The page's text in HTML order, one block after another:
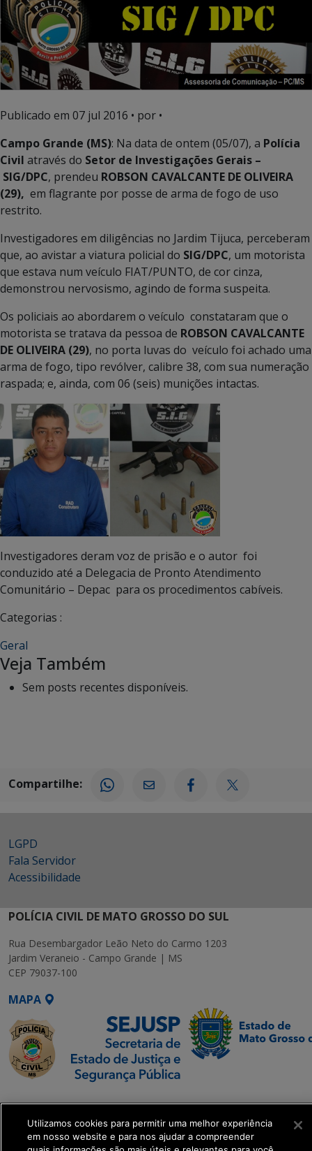
Publicado em 07 jul 2016 • por •
Campo Grande (MS): Na data de ontem (05/07), a Polícia
Civil através do Setor de Investigações Gerais –
SIG/DPC, prendeu ROBSON CAVALCANTE DE OLIVEIRA
(29), em flagrante por posse de arma de fogo de uso
restrito.
Investigadores em diligências no Jardim Tijuca, perceberam
que, ao avistar a viatura policial do SIG/DPC, um motorista
que estava num veículo FIAT/PUNTO, de cor cinza,
demonstrou nervosismo, agindo de forma suspeita.
Os policiais ao abordarem o veículo constataram que o
motorista se tratava da pessoa de ROBSON CAVALCANTE
DE OLIVEIRA (29), no porta luvas do veículo foi achado uma
arma de fogo, tipo revólver, calibre 38, com sua numeração
raspada; e, ainda, com 06 (seis) munições intactas.
Investigadores deram voz de prisão e o autor foi
conduzido até a Delegacia de Pronto Atendimento
Comunitário – Depac para os procedimentos cabíveis.
Categorias :
Geral
Veja Também
Sem posts recentes disponíveis.
Compartilhe:
LGPD
Fala Servidor
Acessibilidade
POLÍCIA CIVIL DE MATO GROSSO DO SUL
Rua Desembargador Leão Neto do Carmo 1203
Jardim Veraneio - Campo Grande | MS
CEP 79037-100
MAPA
SETDIG | Secretaria-
Executiva de
Transformação Digital
Utilizamos cookies para permitir uma melhor experiência
em nosso website e para nos ajudar a compreender